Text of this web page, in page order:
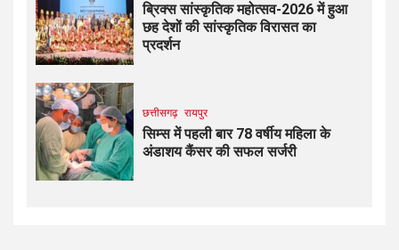
ब्रिक्स सांस्कृतिक महोत्सव-2026 में हुआ
छह देशों की सांस्कृतिक विरासत का
प्रदर्शन
छत्तीसगढ़ रायपुर
सिम्स में पहली बार 78 वर्षीय महिला के
अंडाशय कैंसर की सफल सर्जरी